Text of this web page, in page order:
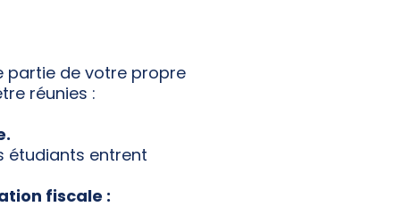
partie de votre propre
réunies :
étudiants entrent
fiscale :